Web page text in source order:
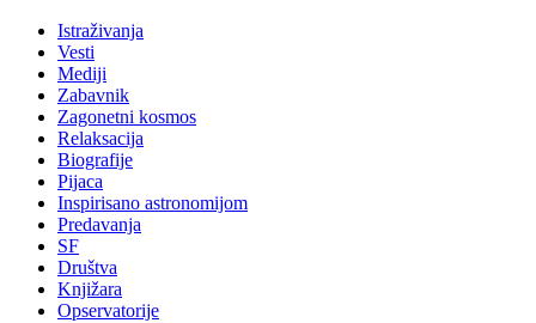
Istraživanja
Vesti
Mediji
Zabavnik
Zagonetni kosmos
Relaksacija
Biografije
Pijaca
Inspirisano astronomijom
Predavanja
SF
Društva
Knjižara
Opservatorije